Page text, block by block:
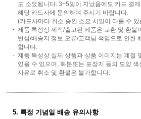
도 소요됩니다. 3~5일이 지났음에도 카드 결
해당 카드사에 문의하여 주시기 바랍니다.
(카드사마다 취소 승인 소요 시일이 다를 수
제품 특성상 제작/출고된 제품은 교환 및 환불
변심/배송지 정보 오류/고객님 책임으로 인한
합니다.
제품 특성상 실제 상품과 상품 이미지는 계절
있을 수 있으며, 화분또는 포장지 등의 모양 색
사유로 취소 및 환불은 불가합니다.
5. 특정 기념일 배송 유의사항